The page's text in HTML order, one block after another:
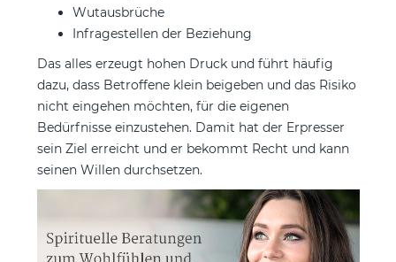
Wutausbrüche
Infragestellen der Beziehung
Das alles erzeugt hohen Druck und führt häufig
dazu, dass Betroffene klein beigeben und das Risiko
nicht eingehen möchten, für die eigenen
Bedürfnisse einzustehen. Damit hat der Erpresser
sein Ziel erreicht und er bekommt Recht und kann
seinen Willen durchsetzen.